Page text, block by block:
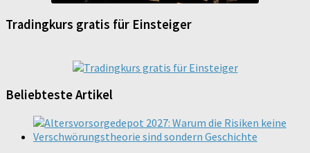
Tradingkurs gratis für Einsteiger
Beliebteste Artikel